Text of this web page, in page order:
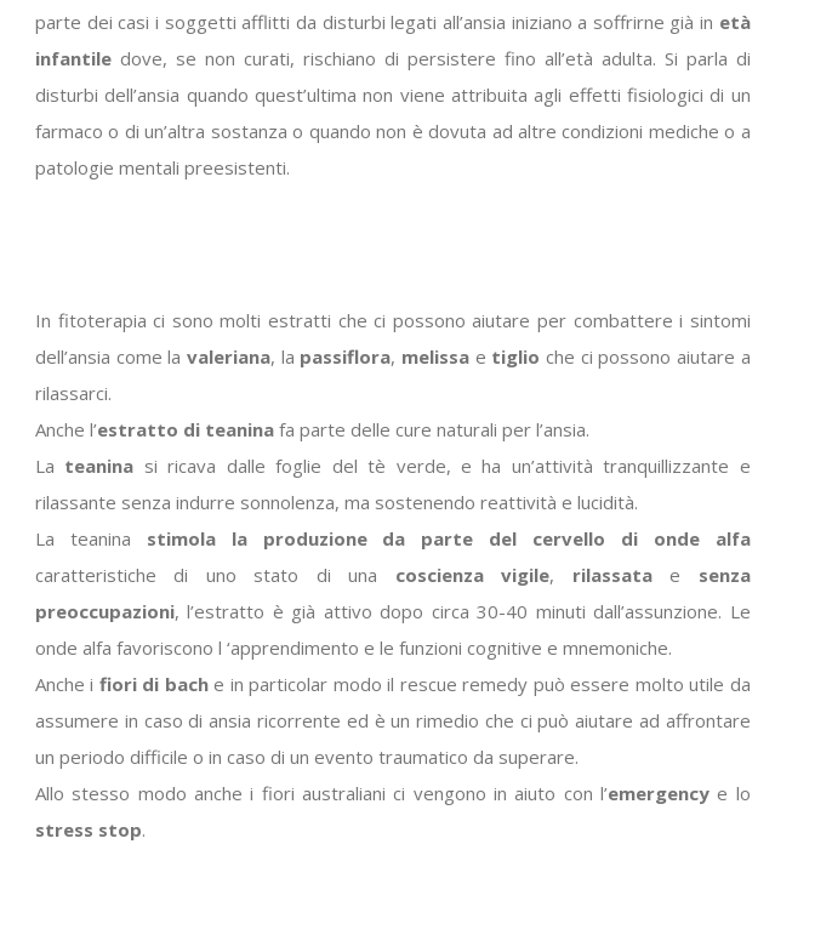
parte dei casi i soggetti afflitti da disturbi legati all’ansia iniziano a soffrirne già in età
infantile dove, se non curati, rischiano di persistere fino all’età adulta. Si parla di
disturbi dell’ansia quando quest’ultima non viene attribuita agli effetti fisiologici di un
farmaco o di un’altra sostanza o quando non è dovuta ad altre condizioni mediche o a
patologie mentali preesistenti.
In fitoterapia ci sono molti estratti che ci possono aiutare per combattere i sintomi
dell’ansia come lavaleriana, la passiflora, melissa e tiglio che ci possono aiutare a
rilassarci.
Anche l’estratto di teanina fa parte delle cure naturali per l’ansia.
La teanina si ricava dalle foglie del tè verde, e ha un’attività tranquillizzante e
rilassante senza indurre sonnolenza, ma sostenendo reattività e lucidità.
La teanina stimola la produzione da parte del cervello di onde alfa
caratteristiche di uno stato di una coscienza vigile, rilassatae senza
preoccupazioni, l’estratto è già attivo dopo circa 30-40 minuti dall’assunzione. Le
onde alfa favoriscono l ‘apprendimento e le funzioni cognitive e mnemoniche.
Anche i fiori di bache in particolar modo il rescue remedy può essere molto utile da
assumere in caso di ansia ricorrente ed è un rimedio che ci può aiutare ad affrontare
un periodo difficile o in caso di un evento traumatico da superare.
Allo stesso modo anche i fiori australiani ci vengono in aiuto con l’emergency e lo
stress stop.